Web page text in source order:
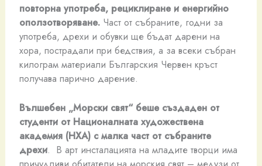
повторна употреба, рециклиране и енергийно
оползотворяване.Част от събраните, годни за
употреба, дрехи и обувки ще бъдат дарени на
хора, пострадали при бедствия, а за всеки събран
килограм материали Българския Червен кръст
получава парично дарение.
Вълшебен „Морски свят“ беше създаден от
студенти от Националната художествена
академия (НХА) с малка част от събраните
дрехи. В арт инсталацията на младите творци има